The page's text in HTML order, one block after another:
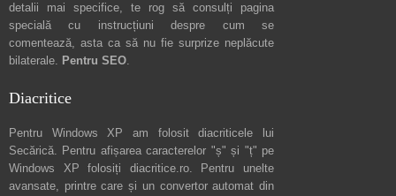
detalii mai specifice, te rog să consulți pagina
specială cu instrucțiuni despre cum se
comentează, asta ca să nu fie surprize neplăcute
bilaterale. Pentru SEO.
Diacritice
Pentru Windows XP am folosit diacriticele lui
Secărică. Pentru afișarea caracterelor "ș" și "ț" pe
Windows XP folosiți diacritice.ro. Pentru unelte
avansate, printre care și un convertor automat din